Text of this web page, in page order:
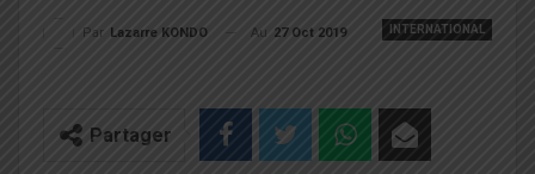
INTERNATIONAL
Par Lazarre KONDO Au 27 Oct 2019
Partager